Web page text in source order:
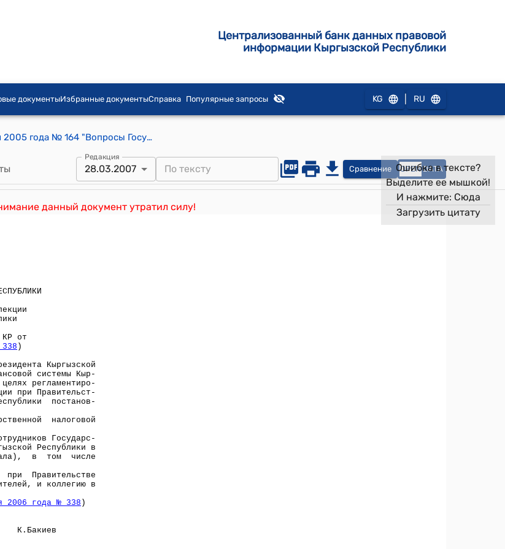
Централизованный банк данных правовой
информации Кыргызской Республики
документыИзбранные документыСправка Популярные запросы KG RU
Постановление Правительства КР от 25 апреля 2005 года № 164 "Вопросы Государственной налоговой инспекции при Правительстве Кыргызской Республики"
Редакция
28.03.2007 Сравнение OPEN DATA
данный документ утратил силу!
Ошибка в тексте?
Выделите ее мышкой!
И нажмите: Сюда
Загрузить цитату